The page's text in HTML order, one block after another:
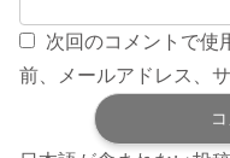
次回のコメントで使
前、メールアドレス、